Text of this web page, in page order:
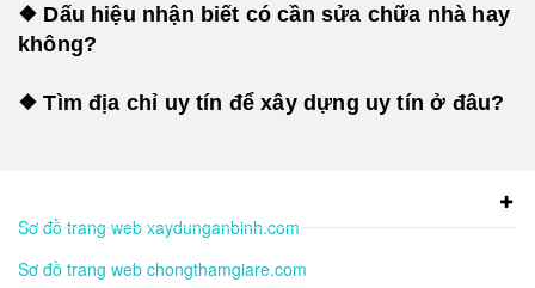
❖ Dấu hiệu nhận biết có cần sửa chữa nhà hay
không?
❖ Tìm địa chỉ uy tín để xây dựng uy tín ở đâu?
Sơ đồ trang web xaydunganbinh.com
Sơ đồ trang web chongthamgiare.com